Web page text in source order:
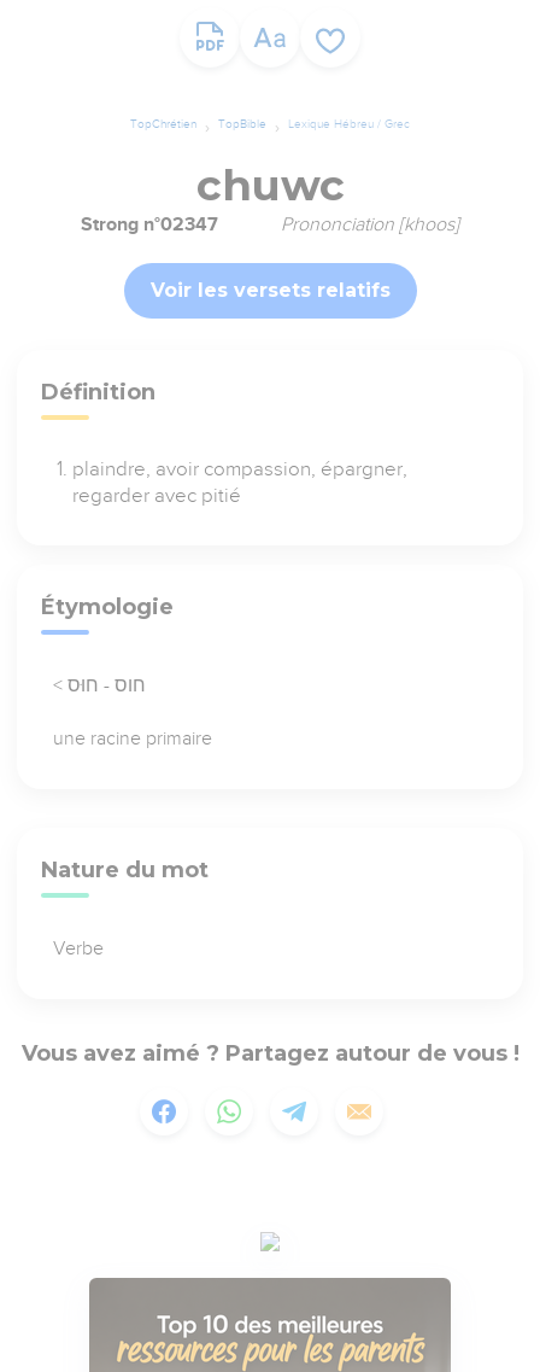
TopChrétien TopBible Lexique Hébreu / Grec
chuwc
Strong n°02347 Prononciation [khoos]
Voir les versets relatifs
Définition
plaindre, avoir compassion, épargner,
regarder avec pitié
Étymologie
< חוס - חוּס
une racine primaire
Nature du mot
Verbe
Vous avez aimé ? Partagez autour de vous !